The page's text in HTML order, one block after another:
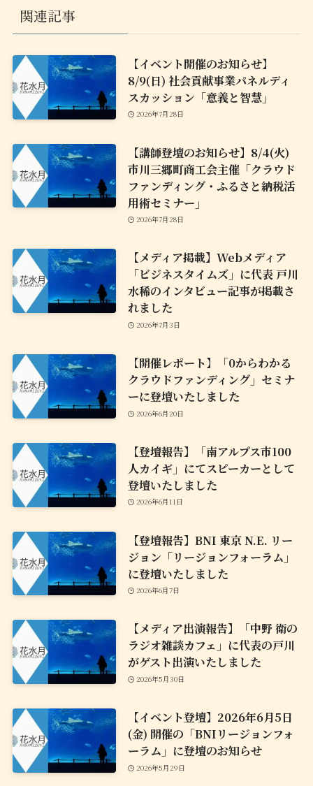
関連記事
【イベント開催のお知らせ】
8/9(日) 社会貢献事業パネルディ
スカッション「意義と智慧」
2026年7月28日
【講師登壇のお知らせ】8/4(火)
市川三郷町商工会主催「クラウド
ファンディング・ふるさと納税活
用術セミナー」
2026年7月28日
【メディア掲載】Webメディア
「ビジネスタイムズ」に代表 戸川
水稀のインタビュー記事が掲載さ
れました
2026年7月3日
【開催レポート】「0からわかる
クラウドファンディング」セミナ
ーに登壇いたしました
2026年6月20日
【登壇報告】「南アルプス市100
人カイギ」にてスピーカーとして
登壇いたしました
2026年6月11日
【登壇報告】BNI 東京 N.E. リー
ジョン「リージョンフォーラム」
に登壇いたしました
2026年6月7日
【メディア出演報告】「中野 衛の
ラジオ雑談カフェ」に代表の戸川
がゲスト出演いたしました
2026年5月30日
【イベント登壇】2026年6月5日
(金) 開催の「BNIリージョンフォ
ーラム」に登壇のお知らせ
2026年5月29日